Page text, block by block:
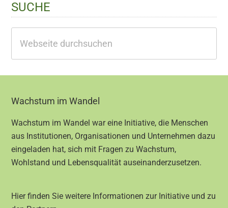
SUCHE
durchsuchen
Footer
Wachstum im Wandel
Wachstum im Wandel war eine Initiative, die Menschen
aus Institutionen, Organisationen und Unternehmen dazu
eingeladen hat, sich mit Fragen zu Wachstum,
Wohlstand und Lebensqualität auseinanderzusetzen.
Hier finden Sie weitere Informationen zur Initiative und zu